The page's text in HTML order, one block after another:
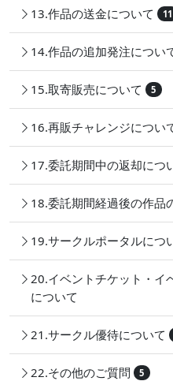
13.作品の送金について 11
14.作品の追加発注につい
15.取寄販売について 5
16.再販チャレンジについ
17.委託期間中の返却につ
18.委託期間経過後の作品
19.サークルポータルにつ
20.イベントチケット・イ
について
21.サークル優待について
22.その他のご質問 5